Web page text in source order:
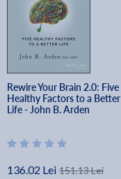
Rewire Your Brain 2.0: Five
Healthy Factors to a Better
Life - John B. Arden
136.02 Lei 151.13 Lei